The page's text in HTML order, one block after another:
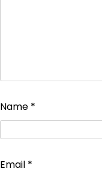
Name *
Email *